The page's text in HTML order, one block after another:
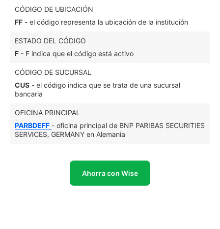
CÓDIGO DE UBICACIÓN
FF - el código representa la ubicación de la institución
ESTADO DEL CÓDIGO
F - F indica que el código está activo
CÓDIGO DE SUCURSAL
CUS - el código indica que se trata de una sucursal
bancaria
OFICINA PRINCIPAL
PARBDEFF - oficina principal de BNP PARIBAS SECURITIES
SERVICES, GERMANY en Alemania
Ahorra con Wise